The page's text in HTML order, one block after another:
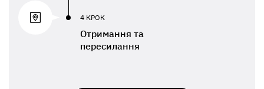
4 КРОК
Отримання та
пересилання